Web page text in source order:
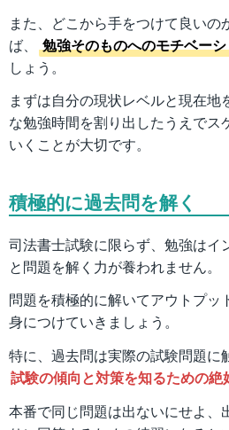
また、どこから手をつけて良いの
ば、
勉強そのものへのモチベー
しょう。
まずは自分の現状レベルと現在
な勉強時間を割り出したうえでス
いくことが大切です。
積極的に過去問を解く
司法書士試験に限らず、勉強はイ
と問題を解く力が養われません。
問題を積極的に解いてアウトプッ
身につけていきましょう。
特に、過去問は実際の試験問題に
試験の傾向と対策を知るための
本番で同じ問題は出ないにせよ、